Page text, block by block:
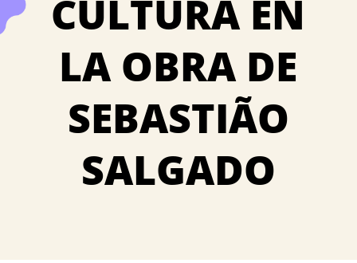
CULTURA EN
LA OBRA DE
SEBASTIÃO
SALGADO